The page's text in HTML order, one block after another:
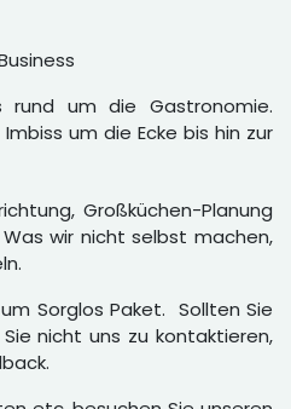
um die Gastronomie.
um die Ecke bis hin zur
Großküchen-Planung
wir nicht selbst machen,
Sorglos Paket. Sollten Sie
nicht uns zu kontaktieren,